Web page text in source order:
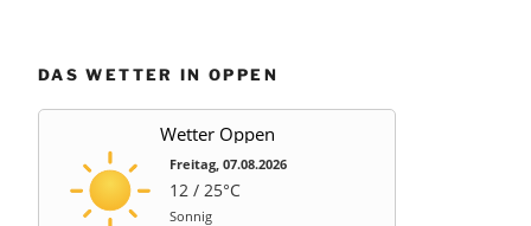
DAS WETTER IN OPPEN
Wetter Oppen
Freitag, 07.08.2026
12 / 25°C
Sonnig